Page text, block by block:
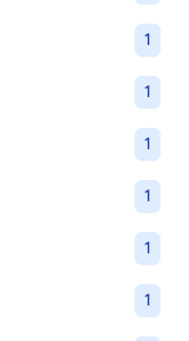
1
1
1
1
1
1